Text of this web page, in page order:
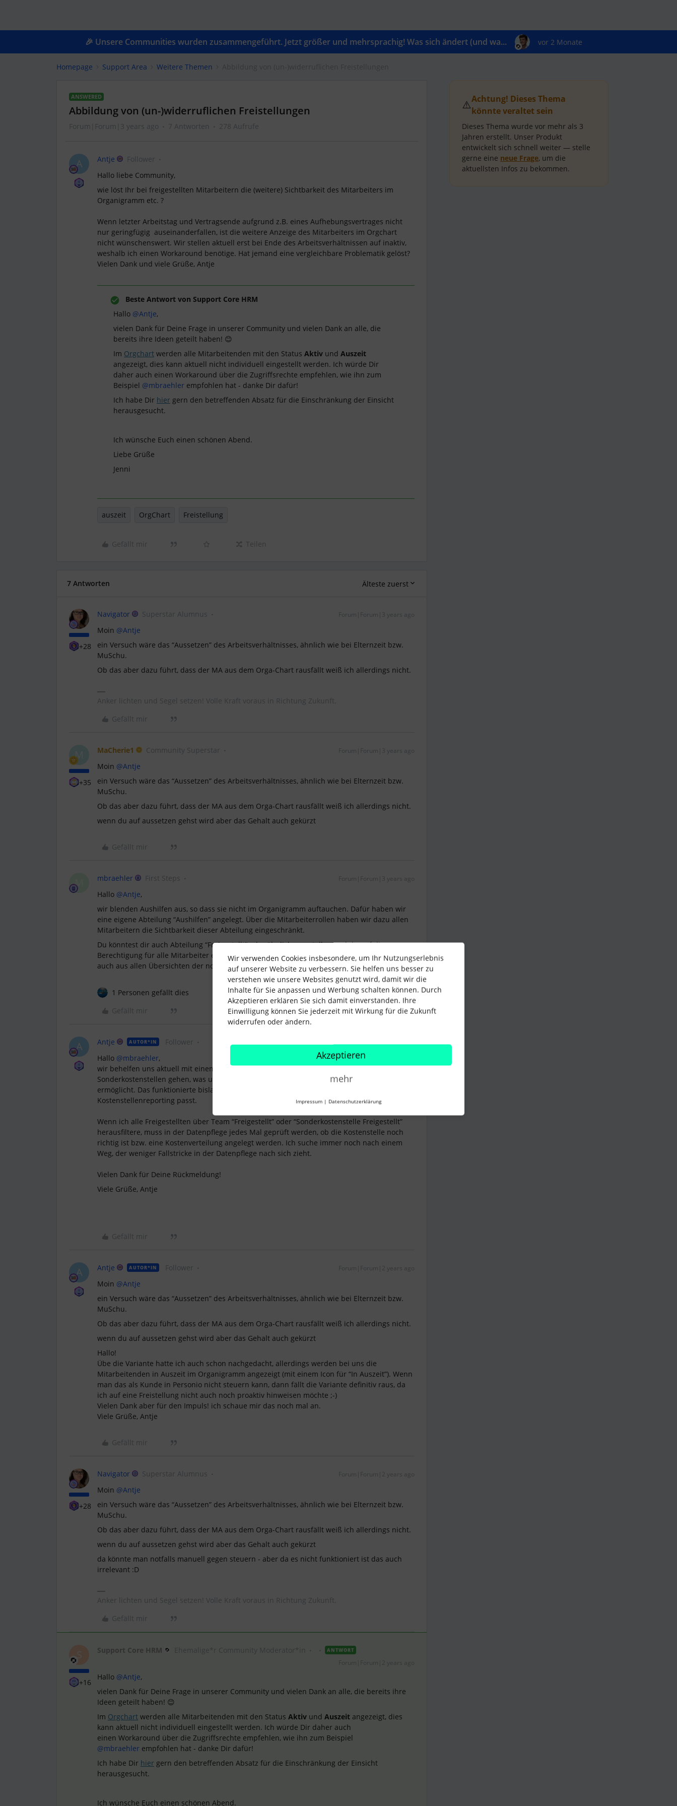
🎉 Unsere Communities wurden zusammengeführt. Jetzt größer und mehrsprachig! Was sich ändert (und wa... vor 2 Monate
Homepage Support Area Weitere Themen
ANSWERED
Abbildung von (un-)widerruflichen Freistellungen
Forum|Forum|3 years ago 7 Antworten 278 Aufrufe
A Antje
Follower
Hallo liebe Community,
wie löst Ihr bei freigestellten Mitarbeitern die (weitere) Sichtbarkeit des Mitarbeiters im
Organigramm etc. ?
Wenn letzter Arbeitstag und Vertragsende aufgrund z.B. eines Aufhebungsvertrages nicht
nur geringfügig auseinanderfallen, ist die weitere Anzeige des Mitarbeiters im Orgchart
nicht wünschenswert. Wir stellen aktuell erst bei Ende des Arbeitsverhältnissen auf inaktiv,
weshalb ich einen Workaround benötige. Hat jemand eine vergleichbare Problematik gelöst?
Vielen Dank und viele Grüße, Antje
Beste Antwort von Support Core HRM
Hallo @Antje,
vielen Dank für Deine Frage in unserer Community und vielen Dank an alle, die
bereits ihre Ideen geteilt haben! 😊
Im Orgchart werden alle Mitarbeitenden mit den Status Aktiv und Auszeit
angezeigt, dies kann aktuell nicht individuell eingestellt werden. Ich würde Dir
daher auch einen Workaround über die Zugriffsrechte empfehlen, wie ihn zum
Beispiel @mbraehler empfohlen hat - danke Dir dafür!
Ich habe Dir hier gern den betreffenden Absatz für die Einschränkung der Einsicht
herausgesucht.
Ich wünsche Euch einen schönen Abend.
Liebe Grüße
Jenni
auszeit OrgChart Freistellung
Gefällt mir Teilen
7 Antworten Älteste zuerst
+28
Navigator Superstar Alumnus Forum|Forum|3 years ago
Moin @Antje
ein Versuch wäre das “Aussetzen” des Arbeitsverhältnisses, ähnlich wie bei Elternzeit bzw.
MuSchu.
Ob das aber dazu führt, dass der MA aus dem Orga-Chart rausfällt weiß ich allerdings nicht.
Anker lichten und Segel setzen! Volle Kraft voraus in Richtung Zukunft.
Gefällt mir
M
+35
MaCherie1 Community Superstar Forum|Forum|3 years ago
Moin @Antje
ein Versuch wäre das “Aussetzen” des Arbeitsverhältnisses, ähnlich wie bei Elternzeit bzw.
MuSchu.
Ob das aber dazu führt, dass der MA aus dem Orga-Chart rausfällt weiß ich allerdings nicht.
wenn du auf aussetzen gehst wird aber das Gehalt auch gekürzt
Gefällt mir
M mbraehler First Steps Forum|Forum|3 years ago
Hallo @Antje,
wir blenden Aushilfen aus, so dass sie nicht im Organigramm auftauchen. Dafür haben wir
eine eigene Abteilung “Aushilfen” angelegt. Über die Mitarbeiterrollen haben wir dazu allen
Mitarbeitern die Sichtbarkeit dieser Abteilung eingeschränkt.
Du könntest dir auch Abteilung “Freigestellt” oder ähnliches erstellen und darauf die
Berechtigung für alle Mitarbeiter entziehen. Dann verschwindet der besagte Mitarbeiter
auch aus allen Übersichten der normalen Mitarbeiter.
1 Personen gefällt dies
Gefällt mir
A Antje AUTOR*IN Follower Forum|Forum|2 years ago
Hallo @mbraehler,
wir behelfen uns aktuell mit einem ähnlichen Workaround, nur dass wir über
Sonderkostenstellen gehen, was uns das “Ausblenden” von Mitarbeitern in ATZ Passivphase
ermöglicht. Das funktionierte bislang ganz gut, weil es auch zu unserem
Kostenstellenreporting passt.
Wenn ich alle Freigestellten über Team “Freigestellt” oder “Sonderkostenstelle Freigestellt”
herausfiltere, muss in der Datenpflege jedes Mal geprüft werden, ob die Kostenstelle noch
richtig ist bzw. eine Kostenverteilung angelegt werden. Ich suche immer noch nach einem
Weg, der weniger Fallstricke in der Datenpflege nach sich zieht.
Vielen Dank für Deine Rückmeldung!
Viele Grüße, Antje
Gefällt mir
A Antje AUTOR*IN Follower Forum|Forum|2 years ago
Moin @Antje
ein Versuch wäre das “Aussetzen” des Arbeitsverhältnisses, ähnlich wie bei Elternzeit bzw.
MuSchu.
Ob das aber dazu führt, dass der MA aus dem Orga-Chart rausfällt weiß ich allerdings nicht.
wenn du auf aussetzen gehst wird aber das Gehalt auch gekürzt
Hallo!
Übe die Variante hatte ich auch schon nachgedacht, allerdings werden bei uns die
Mitarbeitenden in Auszeit im Organigramm angezeigt (mit einem Icon für “In Auszeit”). Wenn
man das als Kunde in Personio nicht steuern kann, dann fällt die Variante definitiv raus, da
ich auf eine Freistellung nicht auch noch proaktiv hinweisen möchte ;-)
Vielen Dank aber für den Impuls! ich schaue mir das noch mal an.
Viele Grüße, Antje
Gefällt mir
+28
Navigator Superstar Alumnus Forum|Forum|2 years ago
Moin @Antje
ein Versuch wäre das “Aussetzen” des Arbeitsverhältnisses, ähnlich wie bei Elternzeit bzw.
MuSchu.
Ob das aber dazu führt, dass der MA aus dem Orga-Chart rausfällt weiß ich allerdings nicht.
wenn du auf aussetzen gehst wird aber das Gehalt auch gekürzt
da könnte man notfalls manuell gegen steuern - aber da es nicht funktioniert ist das auch
irrelevant :D
Anker lichten und Segel setzen! Volle Kraft voraus in Richtung Zukunft.
Gefällt mir
S
+16
Support Core HRM ANTWORT
Hallo @Antje,
vielen Dank für Deine Frage in unserer Community und vielen Dank an alle, die bereits ihre
Ideen geteilt haben! 😊
Im Orgchart werden alle Mitarbeitenden mit den Status Aktiv und Auszeit angezeigt, dies
kann aktuell nicht individuell eingestellt werden. Ich würde Dir daher auch
einen Workaround über die Zugriffsrechte empfehlen, wie ihn zum Beispiel
@mbraehler empfohlen hat - danke Dir dafür!
Ich habe Dir hier gern den betreffenden Absatz für die Einschränkung der Einsicht
herausgesucht.
Ich wünsche Euch einen schönen Abend.
⚠️Achtung! Dieses Thema
könnte veraltet sein
Dieses Thema wurde vor mehr als 3
Jahren erstellt. Unser Produkt
entwickelt sich schnell weiter — stelle
gerne eine neue Frage, um die
aktuellsten Infos zu bekommen.
Wir verwenden Cookies insbesondere, um Ihr Nutzungserlebnis
auf unserer Website zu verbessern. Sie helfen uns besser zu
verstehen wie unsere Websites genutzt wird, damit wir die
Inhalte für Sie anpassen und Werbung schalten können. Durch
Akzeptieren erklären Sie sich damit einverstanden. Ihre
Einwilligung können Sie jederzeit mit Wirkung für die Zukunft
widerrufen oder ändern.
Akzeptieren
mehr
Impressum | Datenschutzerklärung